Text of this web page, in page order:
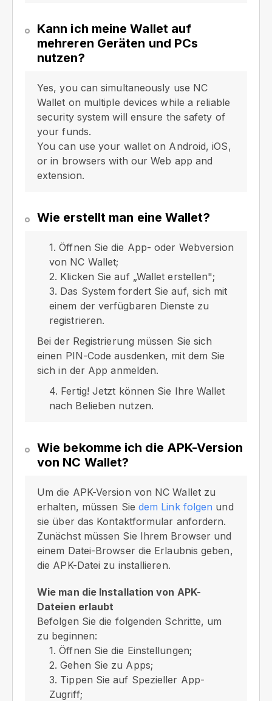
Kann ich meine Wallet auf
mehreren Geräten und PCs
nutzen?
Yes, you can simultaneously use NC
Wallet on multiple devices while a reliable
security system will ensure the safety of
your funds.
You can use your wallet on Android, iOS,
or in browsers with our Web app and
extension.
Wie erstellt man eine Wallet?
1. Öffnen Sie die App- oder Webversion
von NC Wallet;
2. Klicken Sie auf „Wallet erstellen";
3. Das System fordert Sie auf, sich mit
einem der verfügbaren Dienste zu
registrieren.
Bei der Registrierung müssen Sie sich
einen PIN-Code ausdenken, mit dem Sie
sich in der App anmelden.
4. Fertig! Jetzt können Sie Ihre Wallet
nach Belieben nutzen.
Wie bekomme ich die APK-Version
von NC Wallet?
Um die APK-Version von NC Wallet zu
erhalten, müssen Sie dem Link folgen und
sie über das Kontaktformular anfordern.
Zunächst müssen Sie Ihrem Browser und
einem Datei-Browser die Erlaubnis geben,
die APK-Datei zu installieren.
Wie man die Installation von APK-
Dateien erlaubt
Befolgen Sie die folgenden Schritte, um
zu beginnen:
1. Öffnen Sie die Einstellungen;
2. Gehen Sie zu Apps;
3. Tippen Sie auf Spezieller App-
Zugriff;